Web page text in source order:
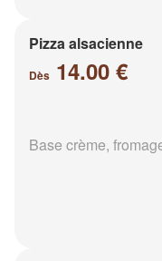
Pizza alsacienne
Dès 14.00 €
Base crème,